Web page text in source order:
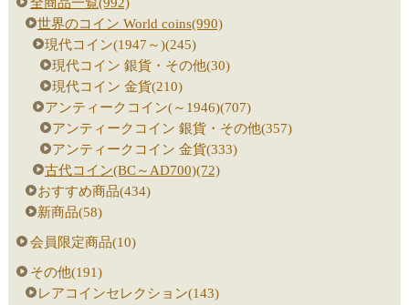
世界のコイン World coins(990)
現代コイン(1947～)(245)
現代コイン 銀貨・その他(30)
現代コイン 金貨(210)
アンティークコイン(～1946)(707)
アンティークコイン 銀貨・その他(357)
アンティークコイン 金貨(333)
古代コイン(BC～AD700)(72)
おすすめ商品(434)
新商品(58)
会員限定商品(10)
その他(191)
レアコインセレクション(143)